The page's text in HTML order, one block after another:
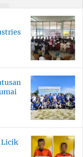
Licik